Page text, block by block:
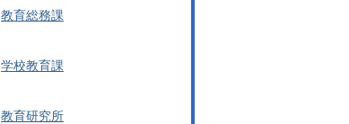
教育総務課
学校教育課
教育研究所